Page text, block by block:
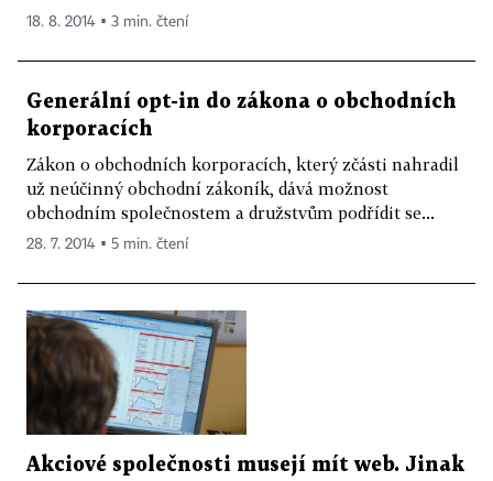
18. 8. 2014 ▪ 3 min. čtení
Generální opt-in do zákona o obchodních
korporacích
Zákon o obchodních korporacích, který zčásti nahradil
už neúčinný obchodní zákoník, dává možnost
obchodním společnostem a družstvům podřídit se...
28. 7. 2014 ▪ 5 min. čtení
Akciové společnosti musejí mít web. Jinak